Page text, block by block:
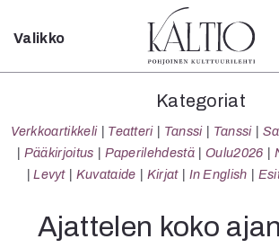
Sulje
Kategoriat
Verkkoartikkeli
Teatteri
Tanssi
Sarjakuva
Sámegillii
Valikko
Kategoriat
Verkkoartikkeli Teatteri Tanssi Tanssi
Pääkirjoitus
Paperilehdestä Oulu2026
Levyt
Kuvataide Kirjat In English
Ajattelen koko